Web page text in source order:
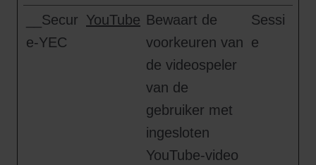
__Secur
e-YEC
YouTube Bewaart de
voorkeuren van
de videospeler
van de
gebruiker met
ingesloten
YouTube-video
Sessi
e